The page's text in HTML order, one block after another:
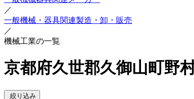
／
一般機械・器具関連製造・卸・販売
／
機械工業の一覧
京都府久世郡久御山町野
絞り込み